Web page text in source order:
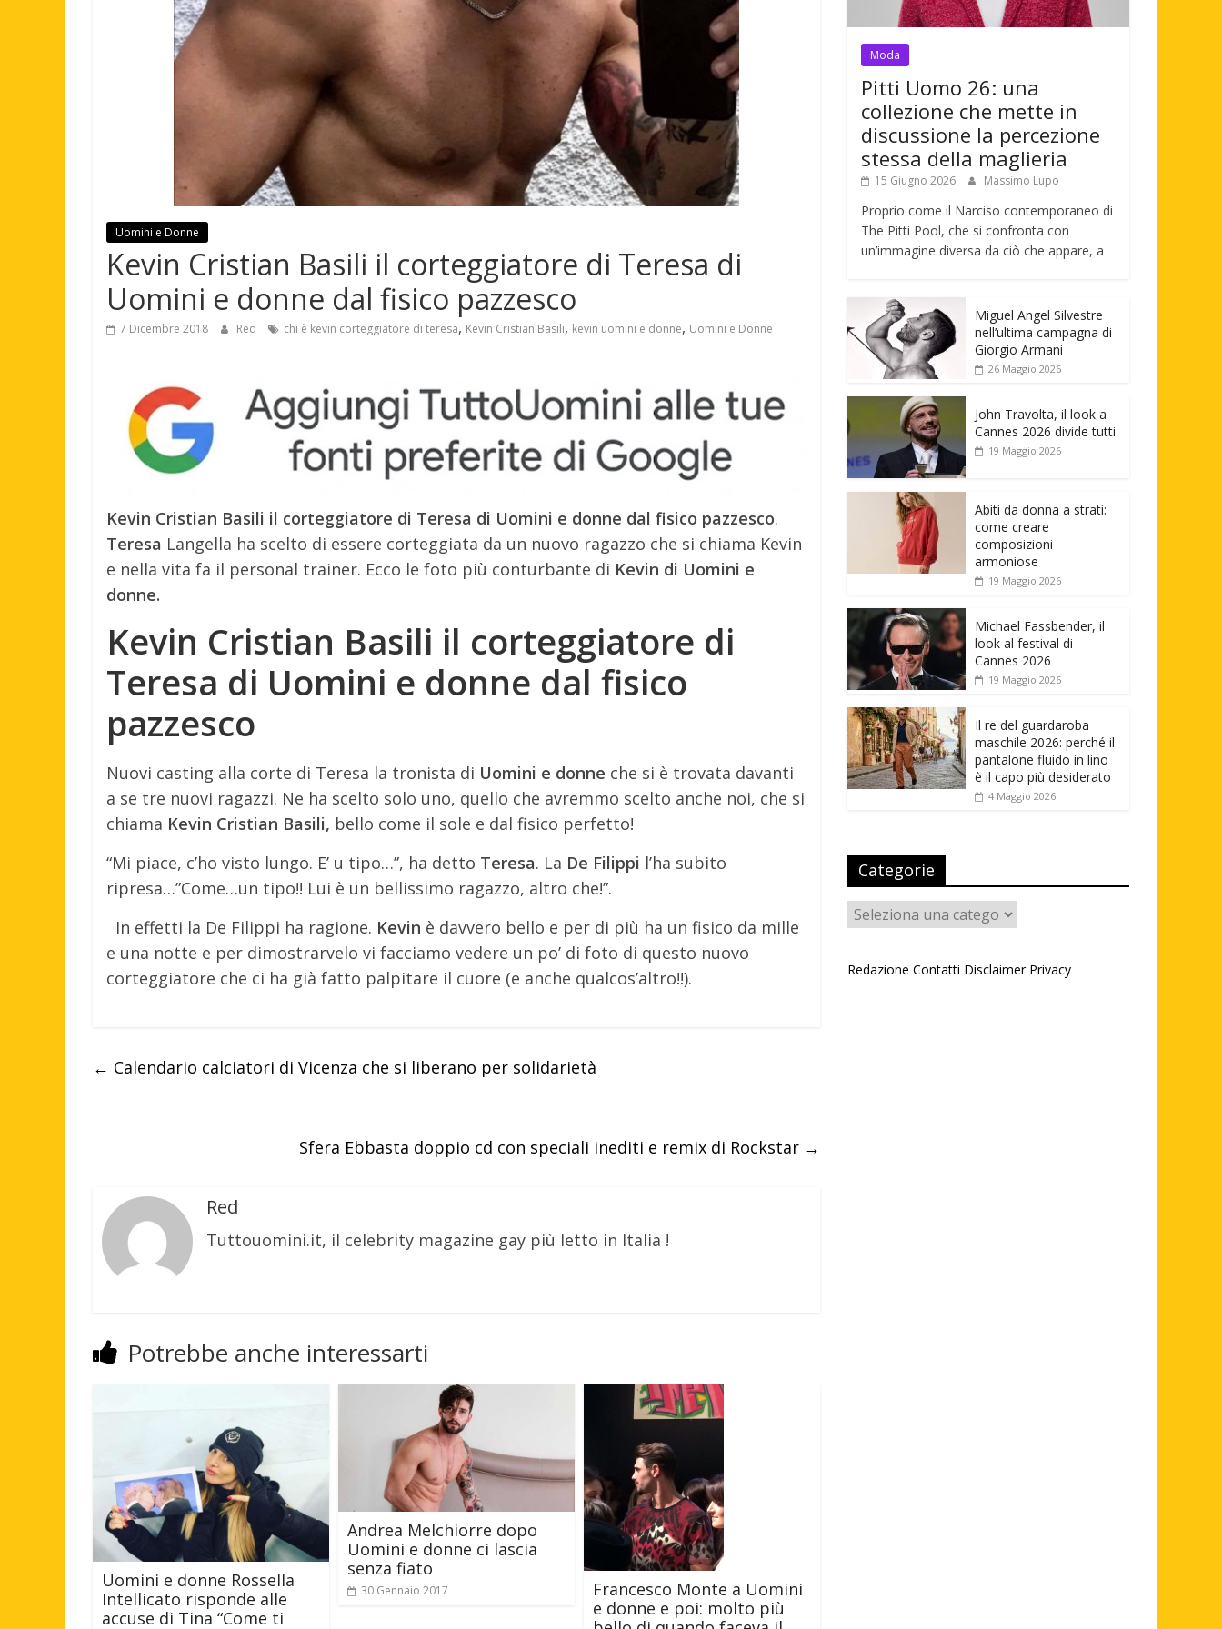
Uomini e Donne
Kevin Cristian Basili il corteggiatore di Teresa di
Uomini e donne dal fisico pazzesco
7 Dicembre 2018 Red chi è kevin corteggiatore di teresa, Kevin Cristian Basili, kevin uomini e donne, Uomini e Donne
Kevin Cristian Basili il corteggiatore di Teresa di Uomini e donne dal fisico pazzesco.
Teresa Langella ha scelto di essere corteggiata da un nuovo ragazzo che si chiama Kevin
e nella vita fa il personal trainer. Ecco le foto più conturbante di Kevin di Uomini e
donne.
Kevin Cristian Basili il corteggiatore di
Teresa di Uomini e donne dal fisico
pazzesco
Nuovi casting alla corte di Teresa la tronista di Uomini e donne che si è trovata davanti
a se tre nuovi ragazzi. Ne ha scelto solo uno, quello che avremmo scelto anche noi, che si
chiama Kevin Cristian Basili, bello come il sole e dal fisico perfetto!
“Mi piace, c’ho visto lungo. E’ u tipo…”, ha detto Teresa. La De Filippi l’ha subito
ripresa…”Come…un tipo!! Lui è un bellissimo ragazzo, altro che!”.
In effetti la De Filippi ha ragione. Kevin è davvero bello e per di più ha un fisico da mille
e una notte e per dimostrarvelo vi facciamo vedere un po’ di foto di questo nuovo
corteggiatore che ci ha già fatto palpitare il cuore (e anche qualcos’altro!!).
← Calendario calciatori di Vicenza che si liberano per solidarietà
Sfera Ebbasta doppio cd con speciali inediti e remix di Rockstar →
Red
Tuttouomini.it, il celebrity magazine gay più letto in Italia !
Potrebbe anche interessarti
Uomini e donne Rossella
Intellicato risponde alle
accuse di Tina “Come ti
Andrea Melchiorre dopo
Uomini e donne ci lascia
senza fiato
30 Gennaio 2017
Francesco Monte a Uomini
e donne e poi: molto più
Moda
Pitti Uomo 26: una
collezione che mette in
discussione la percezione
stessa della maglieria
15 Giugno 2026 Massimo Lupo
Proprio come il Narciso contemporaneo di
The Pitti Pool, che si confronta con
un’immagine diversa da ciò che appare, a
Miguel Angel Silvestre
nell’ultima campagna di
Giorgio Armani
26 Maggio 2026
John Travolta, il look a
Cannes 2026 divide tutti
19 Maggio 2026
Abiti da donna a strati:
come creare
composizioni
armoniose
19 Maggio 2026
Michael Fassbender, il
look al festival di
Cannes 2026
19 Maggio 2026
Il re del guardaroba
maschile 2026: perché il
pantalone fluido in lino
è il capo più desiderato
4 Maggio 2026
Categorie
Categorie
Redazione Contatti Disclaimer Privacy